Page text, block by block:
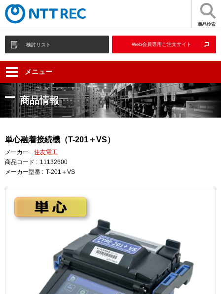
商品検索
検討リスト Web会員専用ご注文サイト
メニュー
商品情報
単心融着接続機（T-201＋VS）
メーカー : 住友電工
商品コード : 11132600
メーカー型番 : T-201＋VS